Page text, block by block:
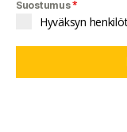
Suostumus*
Hyväksyn